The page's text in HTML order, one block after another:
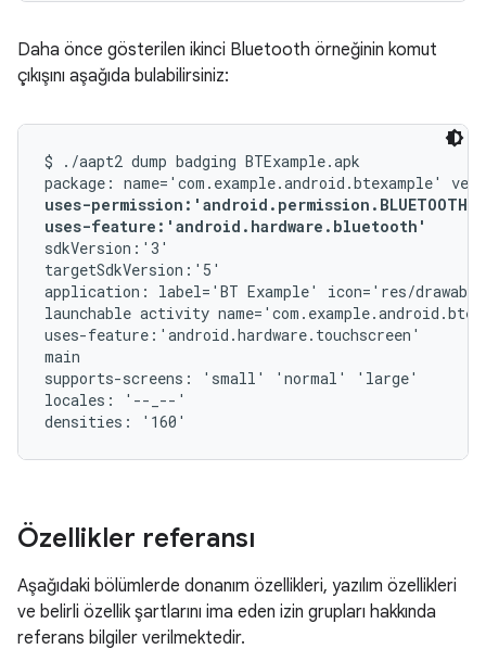
Daha önce gösterilen ikinci Bluetooth örneğinin komut
çıkışını aşağıda bulabilirsiniz:
$ ./aapt2 dump badging BTExample.apk
uses-
uses-feature:'android.hardware.bluetooth'
sdkVersion:'3'
targetSdkVersion:'5'
application: label='BT Example' icon='res/
launchable activity
uses-feature:'android.hardware.touchscreen'
main
supports-screens: 'small' 'normal' 'large'
locales: '--_--'
Özellikler referansı
Aşağıdaki bölümlerde donanım özellikleri, yazılım özellikleri
ve belirli özellik şartlarını ima eden izin grupları hakkında
referans bilgiler verilmektedir.